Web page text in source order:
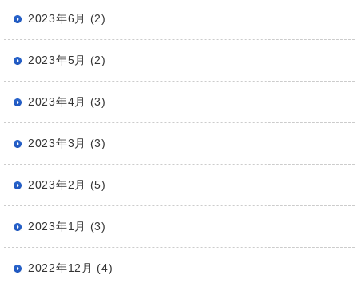
2023年6月 (2)
2023年5月 (2)
2023年4月 (3)
2023年3月 (3)
2023年2月 (5)
2023年1月 (3)
2022年12月 (4)